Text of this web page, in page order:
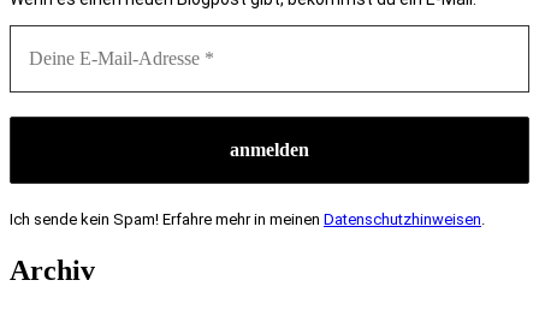
Ich sende kein Spam! Erfahre mehr in meinen Datenschutzhinweisen.
Archiv